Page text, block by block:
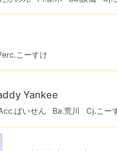
こーすけ
Yankee
ぱいせん Ba.荒川 Cj.こー